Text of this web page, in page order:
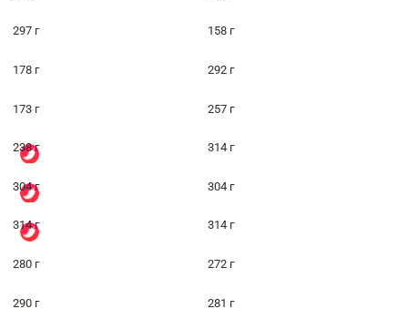
297 г 158 г
178 г 292 г
173 г 257 г
238 г 314 г
304 г 304 г
314 г 314 г
280 г 272 г
290 г 281 г